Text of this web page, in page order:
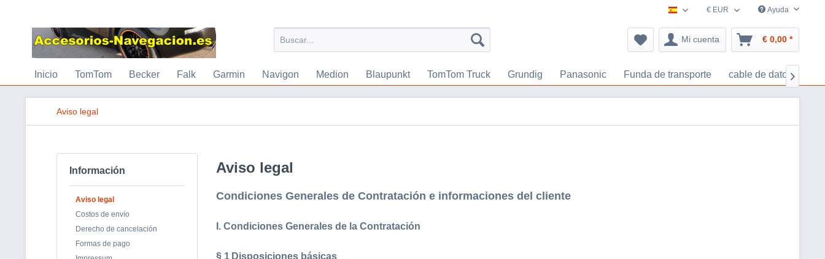
España accesorios-navegacion.es
€ EUR Ayuda
Mi cuenta € 0,00 *
Inicio TomTom Becker Falk Garmin Navigon Medion Blaupunkt TomTom Truck Grundig Panasonic Funda de transporte cable de datos
Aviso legal
Información
Aviso legal
Costos de envío
Derecho de cancelación
Formas de pago
Aviso legal
Condiciones Generales de Contratación e informaciones del cliente
I. Condiciones Generales de la Contratación
§ 1 Disposiciones básicas